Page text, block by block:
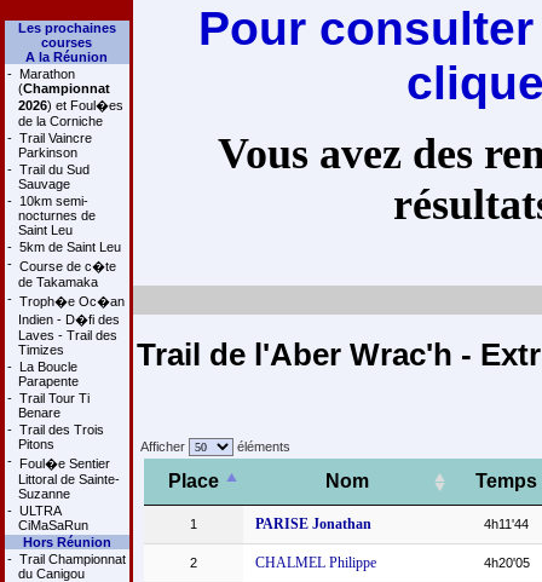
Les prochaines
courses
A la Réunion
- Marathon
(Championnat
2026) et Foul�es
de la Corniche
- Trail Vaincre
Parkinson
- Trail du Sud
Sauvage
- 10km semi-
nocturnes de
Saint Leu
- 5km de Saint Leu
- Course de c�te
de Takamaka
- Troph�e Oc�an
Indien - D�fi des
Laves - Trail des
Timizes
- La Boucle
Parapente
- Trail Tour Ti
Benare
- Trail des Trois
Pitons
- Foul�e Sentier
Littoral de Sainte-
Suzanne
- ULTRA
CiMaSaRun
Hors Réunion
- Trail Championnat
du Canigou
Pour
Vous avez des
Trail de l'Aber Wrac'h -
Afficher éléments
Place Nom Temps
1 PARISE Jonathan 4h11'44
2 CHALMEL Philippe 4h20'05